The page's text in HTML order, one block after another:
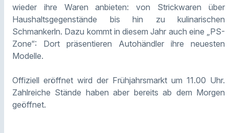
wieder ihre Waren anbieten: von Strickwaren über
Haushaltsgegenstände bis hin zu kulinarischen
Schmankerln. Dazu kommt in diesem Jahr auch eine „PS-
Zone“: Dort präsentieren Autohändler ihre neuesten
Modelle.
Offiziell eröffnet wird der Frühjahrsmarkt um 11.00 Uhr.
Zahlreiche Stände haben aber bereits ab dem Morgen
geöffnet.